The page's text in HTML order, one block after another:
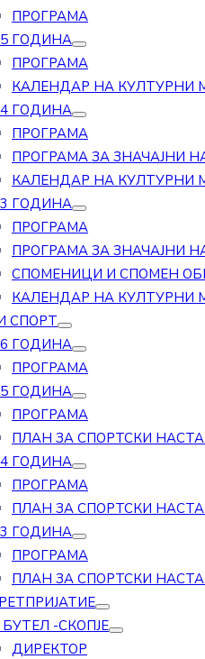
ПРОГРАМА
ГОДИНА
ПРОГРАМА
КАЛЕНДАР НА КУЛТУРНИ
ГОДИНА
ПРОГРАМА
ПРОГРАМА ЗА ЗНАЧАЈНИ
КАЛЕНДАР НА КУЛТУРНИ
ГОДИНА
ПРОГРАМА
ПРОГРАМА ЗА ЗНАЧАЈНИ
СПОМЕНИЦИ И СПОМЕН
КАЛЕНДАР НА КУЛТУРНИ
СПОРТ
ГОДИНА
ПРОГРАМА
ГОДИНА
ПРОГРАМА
ПЛАН ЗА СПОРТСКИ
ГОДИНА
ПРОГРАМА
ПЛАН ЗА СПОРТСКИ
ГОДИНА
ПРОГРАМА
ПЛАН ЗА СПОРТСКИ
БУТЕЛ -СКОПЈЕ
ДИРЕКТОР